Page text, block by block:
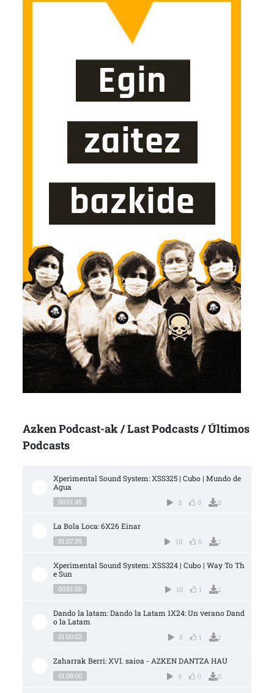
Azken Podcast-ak / Last Podcasts / Últimos
Podcasts
Xperimental Sound System: XSS325 | Cubo | Mundo de
Agua
00:51:45 3 0 0
La Bola Loca: 6X26 Einar
01:07:39 10 0 1
Xperimental Sound System: XSS324 | Cubo | Way To Th
e Sun
00:51:00 10 1 1
Dando la latam: Dando la Latam 1X24: Un verano Dand
o la Latam
01:00:02 8 1 1
Zaharrak Berri: XVI. saioa - AZKEN DANTZA HAU
01:08:00 9 0 0